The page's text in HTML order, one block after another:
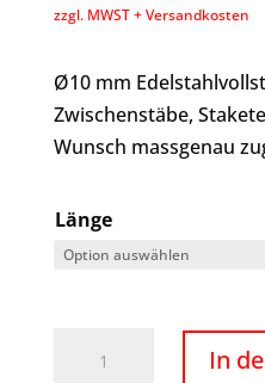
zzgl. MWST + Versandkosten
Ø10 mm
Zwischenstäbe,
Wunsch massgenau
Länge
Edelstahlstangen,In